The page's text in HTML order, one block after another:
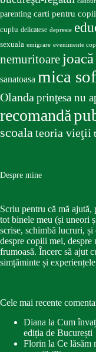
parenting carti pentru copii
cuplu delicatese depresie
sexuala emigrare evenimente
nemuritoare joacă
sanatoasa mica
Olandaprinţesa nu
recomandă
scoalateoria vieţii
Despre mine
Scriu pentru că mă ajută,
tot binele meu (și uneori
scrise, schimbă lucruri,
despre copiii mei, despre
frumoasă. Încerc să ajut
simțăminte și
Cele mai recente
Diana la Cum
ediția de București
Florin la Ce lăsăm